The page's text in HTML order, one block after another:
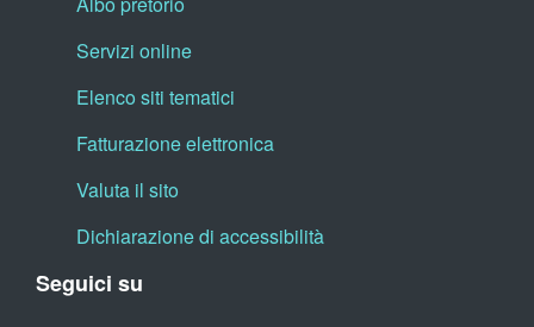
Servizi online
Elenco siti tematici
Fatturazione elettronica
Valuta il sito
Dichiarazione di accessibilità
Seguici su